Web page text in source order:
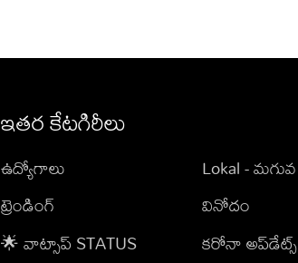
ఇతర కేటగిరీలు
ఉద్యోగాలు
ట్రెండింగ్
🌟 వాట్సాప్ STATUS
Lokal - మగువ
వినోదం
కరోనా అప్‌డేట్స్